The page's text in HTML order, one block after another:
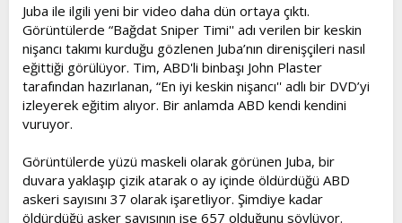
Juba ile ilgili yeni bir video daha dün ortaya çıktı.
Görüntülerde “Bağdat Sniper Timi'' adı verilen bir keskin
nişancı takımı kurduğu gözlenen Juba’nın direnişçileri nasıl
eğittiği görülüyor. Tim, ABD'li binbaşı John Plaster
tarafından hazırlanan, “En iyi keskin nişancı'' adlı bir DVD’yi
izleyerek eğitim alıyor. Bir anlamda ABD kendi kendini
vuruyor.
Görüntülerde yüzü maskeli olarak görünen Juba, bir
duvara yaklaşıp çizik atarak o ay içinde öldürdüğü ABD
askeri sayısını 37 olarak işaretliyor. Şimdiye kadar
öldürdüğü asker sayısının ise 657 olduğunu söylüyor.